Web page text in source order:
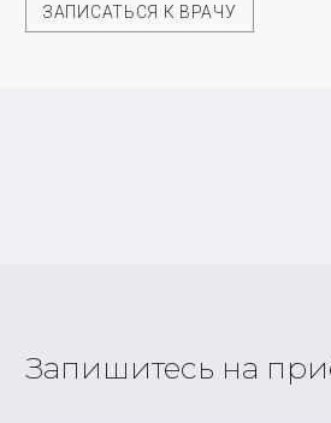
ЗАПИСАТЬСЯ К ВРАЧУ
Запишитесь на